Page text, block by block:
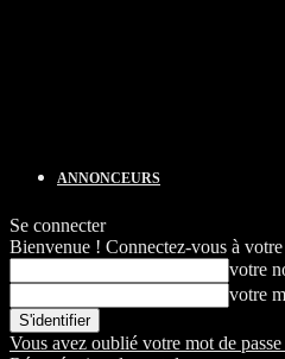
ANNONCEURS
Se connecter
Bienvenue ! Connectez-vous à
votre
votre
Vous avez oublié votre mot de